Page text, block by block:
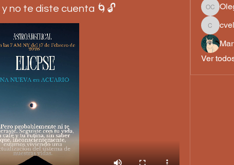
no te diste cuenta 🌀🔓
Olegaria
cvelez39
Ver